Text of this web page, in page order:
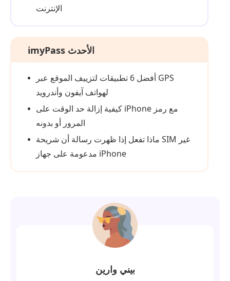
الإنترنت
imyPass الأحدث
أفضل 6 تطبيقات لتزييف الموقع عبر GPS
لهواتف آيفون وأندرويد
كيفية إزالة حد الوقت على iPhone مع رمز
المرور أو بدونه
ماذا تفعل إذا ظهرت رسالة أن شريحة SIM غير
مدعومة على جهاز iPhone
بيني وارين